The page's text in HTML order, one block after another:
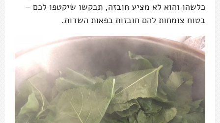
כלשהו והוא לא מציע חובזה, תבקשו שיקטפו לכם –
בטוח צומחות להם חובזות בפאות השדות.